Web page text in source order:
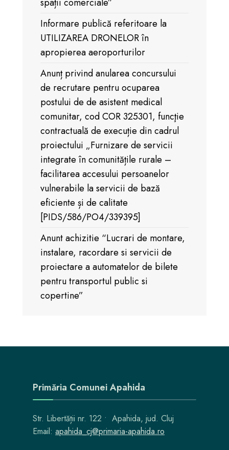
Informare publică referitoare la
UTILIZAREA DRONELOR în
apropierea aeroporturilor
Anunț privind anularea concursului
de recrutare pentru ocuparea
postului de de asistent medical
comunitar, cod COR 325301, funcţie
contractuală de execuție din cadrul
proiectului „Furnizare de servicii
integrate în comunitățile rurale –
facilitarea accesului persoanelor
vulnerabile la servicii de bază
eficiente și de calitate
[PIDS/586/PO4/339395]
Anunt achizitie “Lucrari de montare,
instalare, racordare si servicii de
proiectare a automatelor de bilete
pentru transportul public si
copertine”
Primăria Comunei Apahida
Str. Libertății nr. 122 • Apahida, jud. Cluj
Email: apahida_cj@primaria-apahida.ro